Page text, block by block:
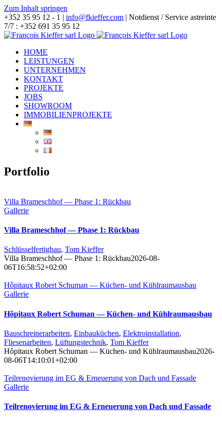
Zum Inhalt springen
+352 35 95 12 - 1 | info@fkieffer.com | Notdienst / Service astreinte
7/7 : +352 691 35 95 12
HOME
LEISTUNGEN
UNTERNEHMEN
KONTAKT
PROJEKTE
JOBS
SHOWROOM
IMMOBILIENPROJEKTE
Portfolio
Villa Brameschhof — Phase 1: Rückbau
Gallerie
Villa Brameschhof — Phase 1: Rückbau
Schlüsselfertigbau, Tom Kieffer
Villa Brameschhof — Phase 1: Rückbau2026-08-
06T16:58:52+02:00
Hôpitaux Robert Schuman — Küchen- und Kühlraumausbau
Gallerie
Hôpitaux Robert Schuman — Küchen- und Kühlraumausbau
Bauschreinerarbeiten, Einbauküchen, Elektroinstallation,
Fliesenarbeiten, Lüftungstechnik, Tom Kieffer
Hôpitaux Robert Schuman — Küchen- und Kühlraumausbau2026-
08-06T14:10:01+02:00
Teilrenovierung im EG & Erneuerung von Dach und Fassade
Gallerie
Teilrenovierung im EG & Erneuerung von Dach und Fassade